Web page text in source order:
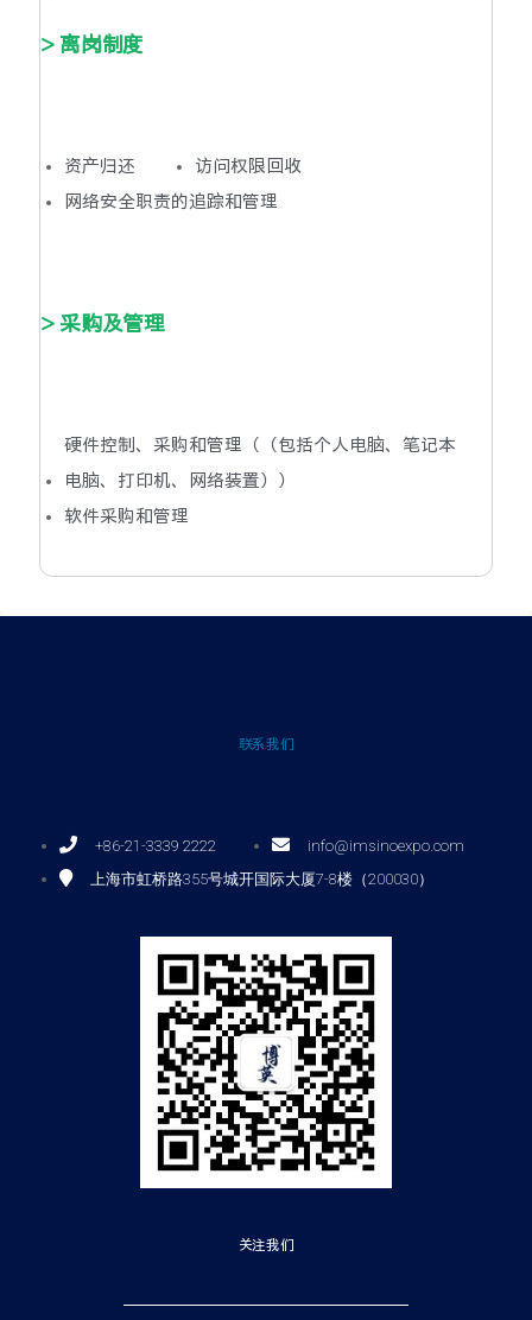
> 离岗制度
资产归还
访问权限回收
网络安全职责的追踪和管理
> 采购及管理
硬件控制、采购和管理（（包括个人电脑、笔记本
电脑、打印机、网络装置））
软件采购和管理
联系我们
+86-21-3339 2222
info@imsinoexpo.com
上海市虹桥路355号城开国际大厦7-8楼（200030）
关注我们